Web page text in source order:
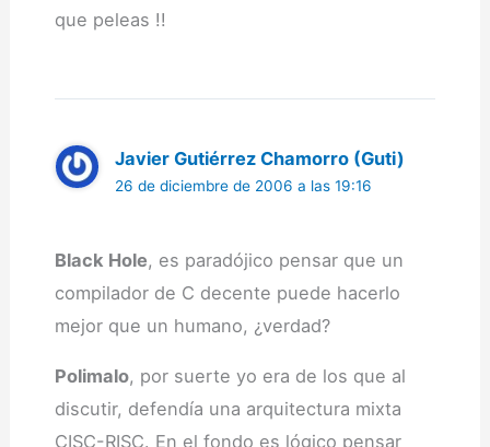
que peleas !!
Javier Gutiérrez Chamorro (Guti)
26 de diciembre de 2006 a las 19:16
Black Hole, es paradójico pensar que un
compilador de C decente puede hacerlo
mejor que un humano, ¿verdad?
Polimalo, por suerte yo era de los que al
discutir, defendía una arquitectura mixta
CISC-RISC. En el fondo es lógico pensar